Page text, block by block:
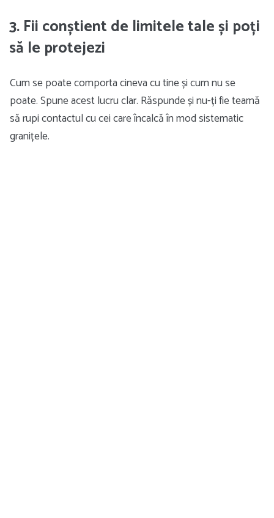
3. Fii conștient de limitele tale și poți
să le protejezi
Cum se poate comporta cineva cu tine și cum nu se
poate. Spune acest lucru clar. Răspunde și nu-ți fie teamă
să rupi contactul cu cei care încalcă în mod sistematic
granițele.